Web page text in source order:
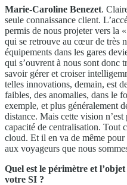
Marie-Caroline Benezet.
seule connaissance client.
permis de nous projeter vers la
qui se retrouve au cœur de très
équipements dans les gares
qui s’ouvrent à nous sont donc
savoir gérer et croiser
telles innovations, demain, est
faibles, des anomalies, dans le
exemple, et plus généralement
distance. Mais cette vision
capacité de centralisation. Tout
cloud. Et il en va de même
aux voyageurs que nous
Quel est le périmètre et
votre SI ?